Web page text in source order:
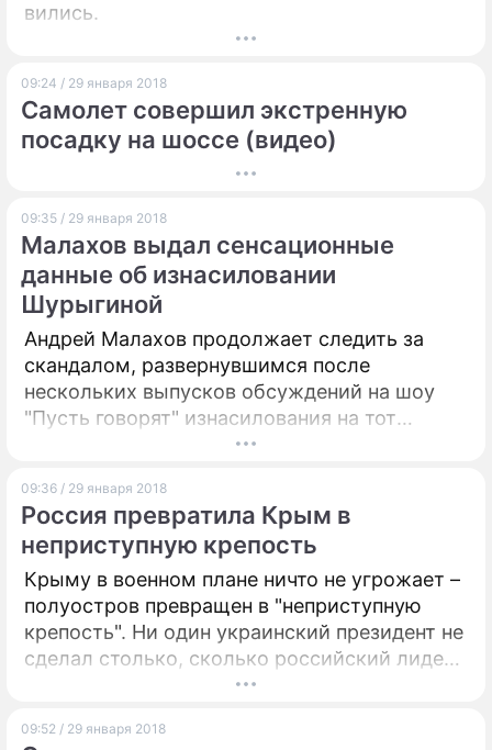
вились.
09:24 / 29 января 2018
Самолет совершил экстренную
посадку на шоссе (видео)
09:35 / 29 января 2018
Малахов выдал сенсационные
данные об изнасиловании
Шурыгиной
Андрей Малахов продолжает следить за
скандалом, развернувшимся после
нескольких выпусков обсуждений на шоу
"Пусть говорят" изнасилования на тот
момент несовершеннолетней Дианы
собственное расследование и поделился его
сенсационными итогами.
09:36 / 29 января 2018
Россия превратила Крым в
неприступную крепость
Крыму в военном плане ничто не угрожает –
полуостров превращен в "неприступную
крепость". Ни один украинский президент не
сделал столько, сколько российский лидер
09:52 / 29 января 2018